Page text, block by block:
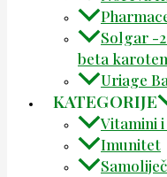
Solgar -
beta
Uriage
KATEGORIJE
Vitamini
Imunitet